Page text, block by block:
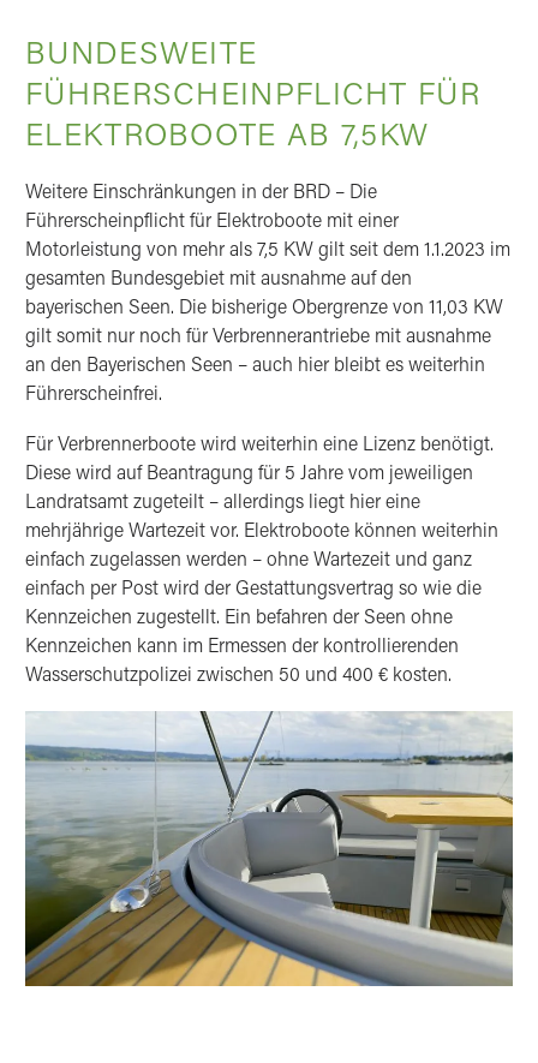
BUNDESWEITE
FÜHRERSCHEINPFLICHT FÜR
ELEKTROBOOTE AB 7,5KW
Weitere Einschränkungen in der BRD – Die
Führerscheinpflicht für Elektroboote mit einer
Motorleistung von mehr als 7,5 KW gilt seit dem 1.1.2023 im
gesamten Bundesgebiet mit ausnahme auf den
bayerischen Seen. Die bisherige Obergrenze von 11,03 KW
gilt somit nur noch für Verbrennerantriebe mit ausnahme
an den Bayerischen Seen – auch hier bleibt es weiterhin
Führerscheinfrei.
Für Verbrennerboote wird weiterhin eine Lizenz benötigt.
Diese wird auf Beantragung für 5 Jahre vom jeweiligen
Landratsamt zugeteilt – allerdings liegt hier eine
mehrjährige Wartezeit vor. Elektroboote können weiterhin
einfach zugelassen werden – ohne Wartezeit und ganz
einfach per Post wird der Gestattungsvertrag so wie die
Kennzeichen zugestellt. Ein befahren der Seen ohne
Kennzeichen kann im Ermessen der kontrollierenden
Wasserschutzpolizei zwischen 50 und 400 € kosten.